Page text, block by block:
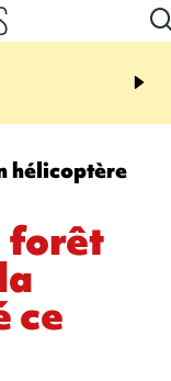
peuvent éclater et
hélicoptère
forêt
ce